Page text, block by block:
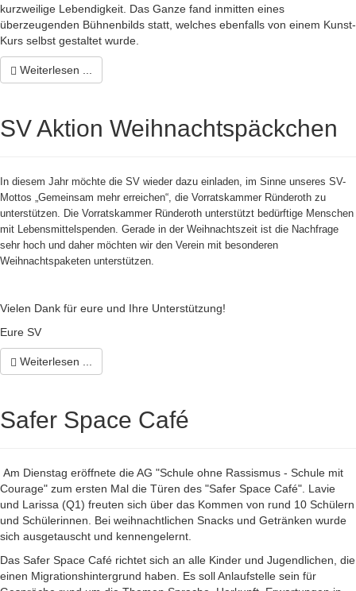
kurzweilige Lebendigkeit. Das Ganze fand inmitten eines
überzeugenden Bühnenbilds statt, welches ebenfalls von einem Kunst-
Kurs selbst gestaltet wurde.
Weiterlesen ...
SV Aktion Weihnachtspäckchen
In diesem Jahr möchte die SV wieder dazu einladen, im Sinne unseres SV-
Mottos „Gemeinsam mehr erreichen“, die Vorratskammer Ründeroth zu
unterstützen. Die Vorratskammer Ründeroth unterstützt bedürftige Menschen
mit Lebensmittelspenden. Gerade in der Weihnachtszeit ist die Nachfrage
sehr hoch und daher möchten wir den Verein mit besonderen
Weihnachtspaketen unterstützen.
Vielen Dank für eure und Ihre Unterstützung!
Eure SV
Weiterlesen ...
Safer Space Café
Am Dienstag eröffnete die AG "Schule ohne Rassismus - Schule mit
Courage" zum ersten Mal die Türen des "Safer Space Café". Lavie
und Larissa (Q1) freuten sich über das Kommen von rund 10 Schülern
und Schülerinnen. Bei weihnachtlichen Snacks und Getränken wurde
sich ausgetauscht und kennengelernt.
Das Safer Space Café richtet sich an alle Kinder und Jugendlichen, die
einen Migrationshintergrund haben. Es soll Anlaufstelle sein für